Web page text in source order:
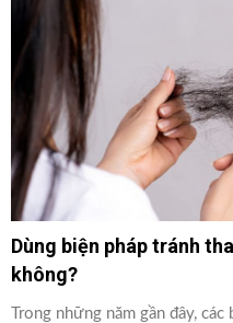
Dùng biện pháp tránh
không?
Trong những năm gần đây,